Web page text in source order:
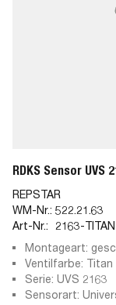
RDKS Sensor UVS
REPSTAR
WM-Nr.: 522.21.63
Art-Nr.:
2163-TITAN
Montageart:
Ventilfarbe: Titan
Serie: UVS 2163
Sensorart: